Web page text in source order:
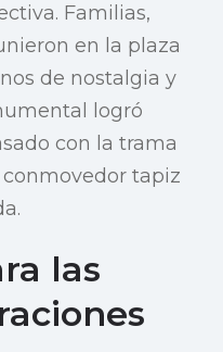
Familias,
en la plaza
de nostalgia y
logró
con la trama
tapiz
las